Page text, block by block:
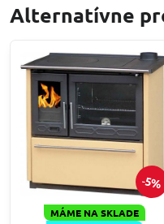
Alternatívne
5%
MÁME NA SKLADE